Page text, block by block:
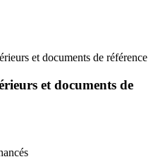
et documents de référence
et documents de